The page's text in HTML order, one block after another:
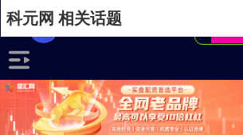
科元网 相关话题